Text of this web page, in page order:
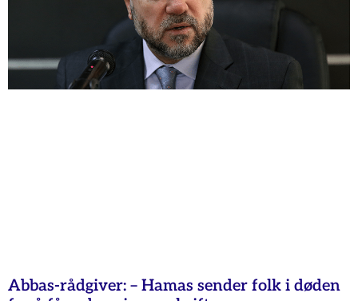
Abbas-rådgiver: – Hamas sender folk i døden